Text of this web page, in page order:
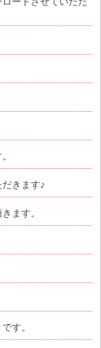
きます♪
ます。
す。